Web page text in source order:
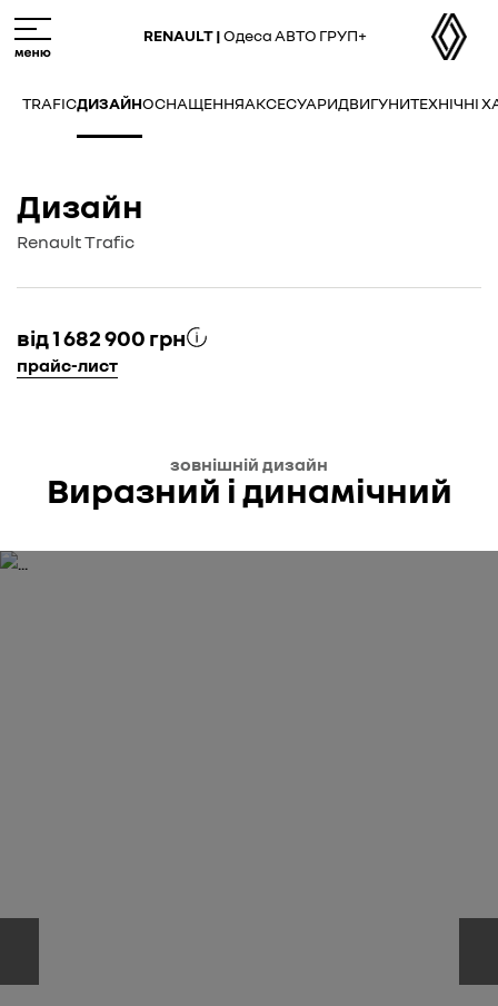
to
main
RENAULT |Одеса АВТО ГРУП+
TRAFICДИЗАЙНОСНАЩЕННЯАКСЕСУАРИДВИГУНИТЕХНІЧНІ
Дизайн
Renault Trafic
від 1 682 900 грн
прайс-лист
зовнішній дизайн
Виразний і динамічний